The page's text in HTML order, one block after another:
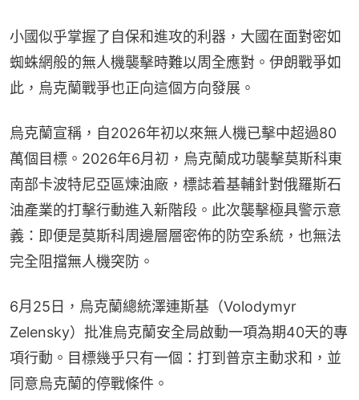
小國似乎掌握了自保和進攻的利器，大國在面對密如
蜘蛛網般的無人機襲擊時難以周全應對。伊朗戰爭如
此，烏克蘭戰爭也正向這個方向發展。
烏克蘭宣稱，自2026年初以來無人機已擊中超過80
萬個目標。2026年6月初，烏克蘭成功襲擊莫斯科東
南部卡波特尼亞區煉油廠，標誌着基輔針對俄羅斯石
油產業的打擊行動進入新階段。此次襲擊極具警示意
義：即便是莫斯科周邊層層密佈的防空系統，也無法
完全阻擋無人機突防。
6月25日，烏克蘭總統澤連斯基（Volodymyr
Zelensky）批准烏克蘭安全局啟動一項為期40天的專
項行動。目標幾乎只有一個：打到普京主動求和，並
同意烏克蘭的停戰條件。